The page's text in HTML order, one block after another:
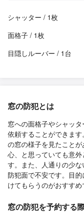
シャッター / 1枚
面格子 / 1枚
目隠しルーバー / 1台
窓の防犯とは
窓への面格子やシャッ
依頼することができま
の窓の様子を見たこと
心、と思っていても意
す。また、人通りの少
防犯面で不安です。目
けてもらうのがおすすめ
窓の防犯を予約する